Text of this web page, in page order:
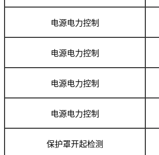
电源电力控制
电源电力控制
电源电力控制
电源电力控制
保护罩开起检测